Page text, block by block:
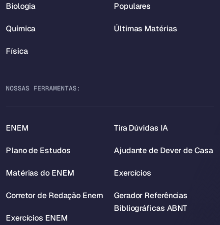
Biologia
Química
Física
Populares
Últimas Matérias
NOSSAS FERRAMENTAS:
ENEM
Plano de Estudos
Matérias do ENEM
Corretor de Redação Enem
Exercícios ENEM
Tira Dúvidas IA
Ajudante de Dever de Casa
Exercícios
Gerador Referências
Bibliográficas ABNT